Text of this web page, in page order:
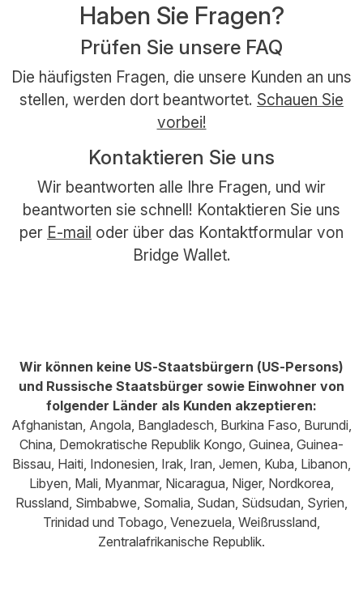
Haben Sie Fragen?
Prüfen Sie unsere FAQ
Die häufigsten Fragen, die unsere Kunden an uns
stellen, werden dort beantwortet. Schauen Sie
vorbei!
Kontaktieren Sie uns
Wir beantworten alle Ihre Fragen, und wir
beantworten sie schnell! Kontaktieren Sie uns
per E-mail oder über das Kontaktformular von
Bridge Wallet.
Wir können keine US-Staatsbürgern (US-Persons)
und Russische Staatsbürger sowie Einwohner von
folgender Länder als Kunden akzeptieren:
Afghanistan, Angola, Bangladesch, Burkina Faso, Burundi,
China, Demokratische Republik Kongo, Guinea, Guinea-
Bissau, Haiti, Indonesien, Irak, Iran, Jemen, Kuba, Libanon,
Libyen, Mali, Myanmar, Nicaragua, Niger, Nordkorea,
Russland, Simbabwe, Somalia, Sudan, Südsudan, Syrien,
Trinidad und Tobago, Venezuela, Weißrussland,
Zentralafrikanische Republik.